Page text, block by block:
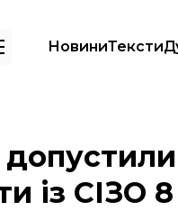
НовиниТексти
політв'язня можуть
із СІЗО